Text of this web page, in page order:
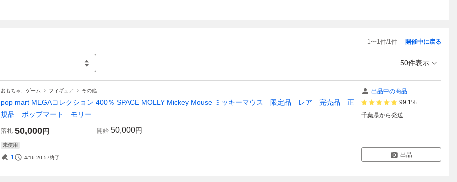
1〜1件/1件 開催中に戻る
50件表示
おもちゃ、ゲーム フィギュア その他
pop mart MEGAコレクション 400％ SPACE MOLLY Mickey Mouse ミッキーマウス 限定品 レア 完売品 正
規品 ポップマート モリー
落札 50,000円 開始 50,000円
未使用
1 4/16 20:57終了
出品中の商品
99.1%
千葉県から発送
出品